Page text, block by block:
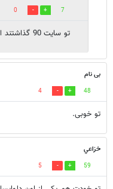
7
0
تو سایت 90 گذاشتند اسامی رو برین ببینین
بی نام
48
4
تو خوبی.
خزاعي
59
5